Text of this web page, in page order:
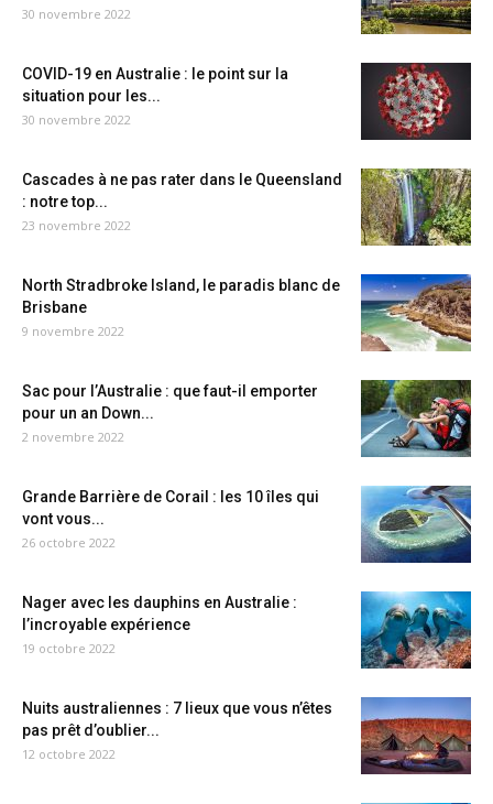
30 novembre 2022
COVID-19 en Australie : le point sur la
situation pour les...
30 novembre 2022
Cascades à ne pas rater dans le Queensland
: notre top...
23 novembre 2022
North Stradbroke Island, le paradis blanc de
Brisbane
9 novembre 2022
Sac pour l’Australie : que faut-il emporter
pour un an Down...
2 novembre 2022
Grande Barrière de Corail : les 10 îles qui
vont vous...
26 octobre 2022
Nager avec les dauphins en Australie :
l’incroyable expérience
19 octobre 2022
Nuits australiennes : 7 lieux que vous n’êtes
pas prêt d’oublier...
12 octobre 2022